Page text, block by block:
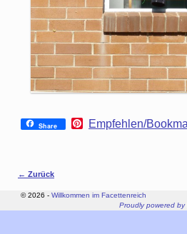
Share
P
e
t
Empfehlen/
Bilder-Navigation
← Zurück
© 2026 - Willkommen im Facettenreich
Proudly powered by